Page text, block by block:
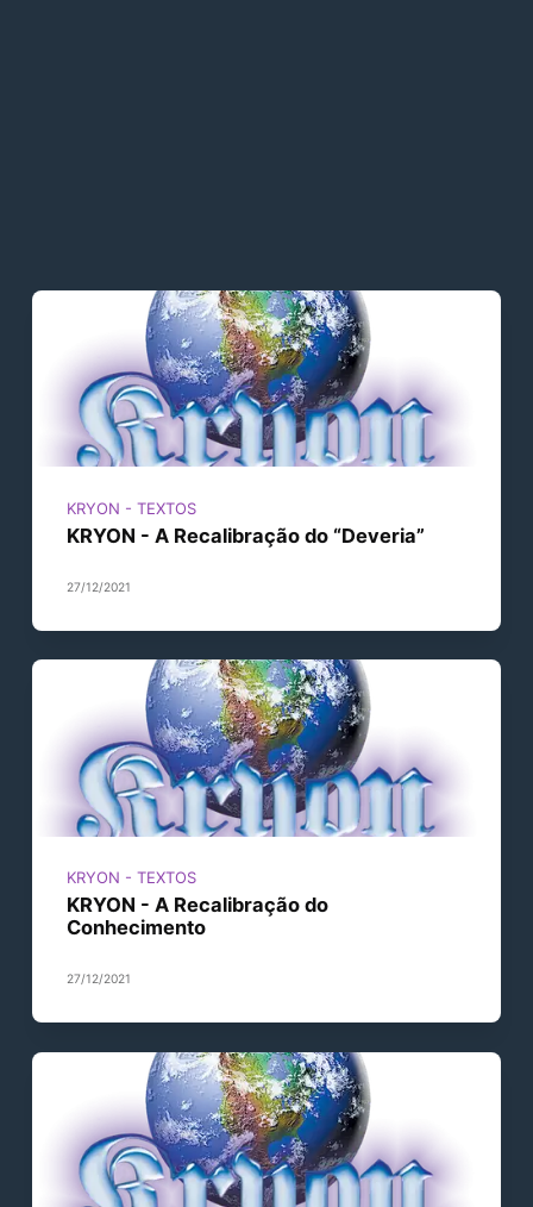
KRYON - TEXTOS
KRYON - A Recalibração do “Deveria”
27/12/2021
KRYON - TEXTOS
KRYON - A Recalibração do
Conhecimento
27/12/2021